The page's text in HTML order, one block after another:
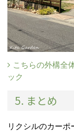
こちらの外構全
ック
5. まとめ
リクシルのカー